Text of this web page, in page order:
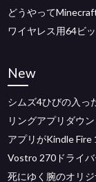
どうやって
ワイヤレス用64ビ
New
シムズ4ひびの入っ
リングアプリダウ
アプリがKindle Fire
Vostro 270ドライ
死にゆく腕のオリ